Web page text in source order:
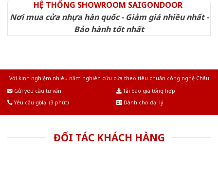
HỆ THỐNG SHOWROOM SAIGONDOOR
Nơi mua cửa nhựa hàn quốc - Giảm giá nhiều nhất -
Bảo hành tốt nhất
Với kinh nghiệm nhiêu năm nghiên cứu cửa theo tiêu chuẩn công nghệ Châu
Gửi yêu cầu tư vấn
Tải báo giá tổng hợp
Yêu cầu gọi lại (3 phút)
Dành cho đại lý
ĐỐI TÁC KHÁCH HÀNG